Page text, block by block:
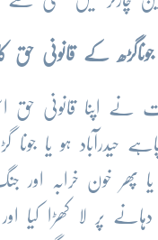
کے قانونی حق کا
اپنا قانونی حق
حیدرآباد ہو یا
یا پھر خون خرابہ
دہانے پر لا کھڑا کیا